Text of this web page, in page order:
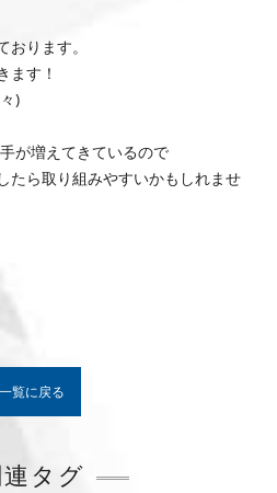
ります。
ます！
)
が増えてきているので
たら取り組みやすいかもしれませ
一覧に戻る
連タグ